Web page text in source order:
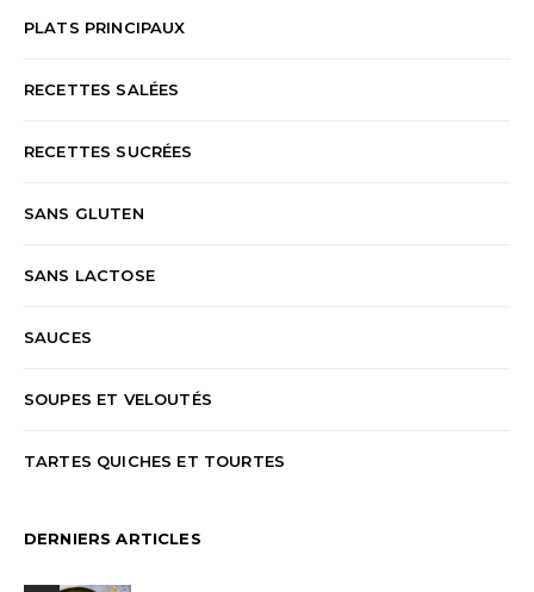
PLATS PRINCIPAUX
RECETTES SALÉES
RECETTES SUCRÉES
SANS GLUTEN
SANS LACTOSE
SAUCES
SOUPES ET VELOUTÉS
TARTES QUICHES ET TOURTES
DERNIERS ARTICLES